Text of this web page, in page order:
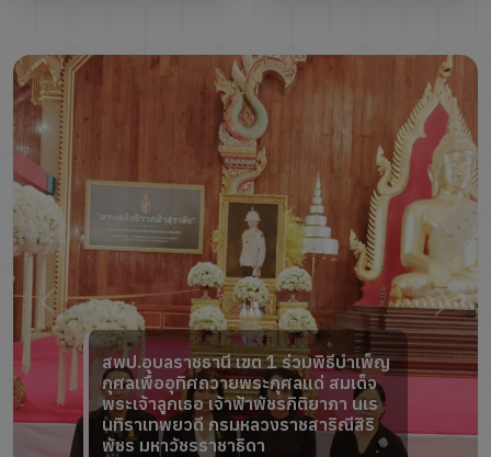
สพป.อุบลราชธานี เขต 1 ร่วมพิธีบำเพ็ญ
กุศลเพื่ออุทิศถวายพระกุศลแด่ สมเด็จ
พระเจ้าลูกเธอ เจ้าฟ้าพัชรกิติยาภา นเร
นทิราเทพยวดี กรมหลวงราชสาริณีสิริ
พัชร มหาวัชรราชาธิดา